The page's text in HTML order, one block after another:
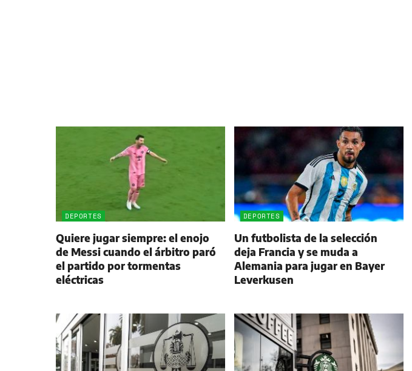
DEPORTES
Quiere jugar siempre: el enojo
de Messi cuando el árbitro paró
el partido por tormentas
eléctricas
DEPORTES
Un futbolista de la selección
deja Francia y se muda a
Alemania para jugar en Bayer
Leverkusen